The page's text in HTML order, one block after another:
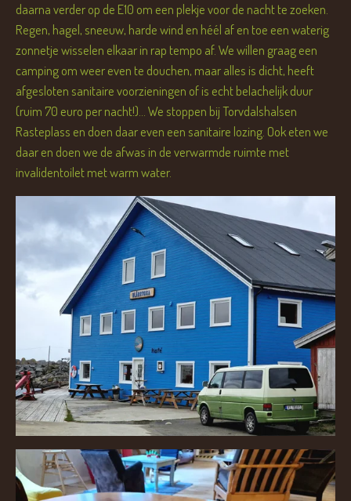
daarna verder op de E10 om een plekje voor de nacht te zoeken.
Regen, hagel, sneeuw, harde wind en héél af en toe een waterig
zonnetje wisselen elkaar in rap tempo af. We willen graag een
camping om weer even te douchen, maar alles is dicht, heeft
afgesloten sanitaire voorzieningen of is echt belachelijk duur
(ruim 70 euro per nacht!)... We stoppen bij Torvdalshalsen
Rasteplass en doen daar even een sanitaire lozing. Ook eten we
daar en doen we de afwas in de verwarmde ruimte met
invalidentoilet met warm water.